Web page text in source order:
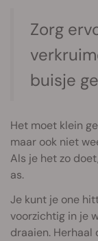
Zorg
buisje
Het moet klein
maar ook niet
Als je het zo
as.
Je kunt je one
voorzichtig in je
draaien. Herhaal